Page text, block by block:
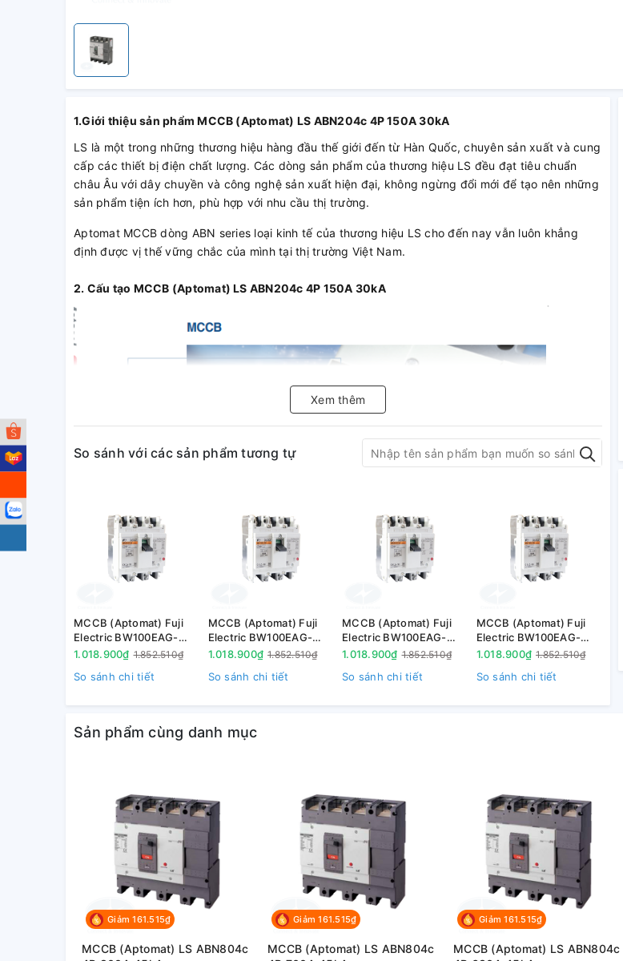
1.Giới thiệu sản phẩm MCCB (Aptomat) LS ABN204c 4P 150A 30kA
LS là một trong những thương hiệu hàng đầu thế giới đến từ Hàn Quốc, chuyên sản xuất và cung
cấp các thiết bị điện chất lượng. Các dòng sản phẩm của thương hiệu LS đều đạt tiêu chuẩn
châu Âu với dây chuyền và công nghệ sản xuất hiện đại, không ngừng đổi mới để tạo nên những
sản phẩm tiện ích hơn, phù hợp với nhu cầu thị trường.
Aptomat MCCB dòng ABN series loại kinh tế của thương hiệu LS cho đến nay vẫn luôn khẳng
định được vị thế vững chắc của mình tại thị trường Việt Nam.
2. Cấu tạo MCCB (Aptomat) LS ABN204c 4P 150A 30kA
Xem thêm
So sánh với các sản phẩm tương tự
MCCB (Aptomat) Fuji
Electric BW100EAG-
3P100 3P 100A 10kA
1.018.900₫ 1.852.510₫
So sánh chi tiết
MCCB (Aptomat) Fuji
Electric BW100EAG-
3P075 3P 75A 10kA
1.018.900₫ 1.852.510₫
So sánh chi tiết
MCCB (Aptomat) Fuji
Electric BW100EAG-
3P063 3P 63A 10kA
1.018.900₫ 1.852.510₫
So sánh chi tiết
MCCB (Aptomat) Fuji
Electric BW100EAG-
3P060 3P 60A 10kA
1.018.900₫ 1.852.510₫
So sánh chi tiết
Sản phẩm cùng danh mục
Giảm 161.515₫
MCCB (Aptomat) LS ABN804c
Giảm 161.515₫
MCCB (Aptomat) LS ABN804c
Giảm 161.515₫
MCCB (Aptomat) LS ABN804c